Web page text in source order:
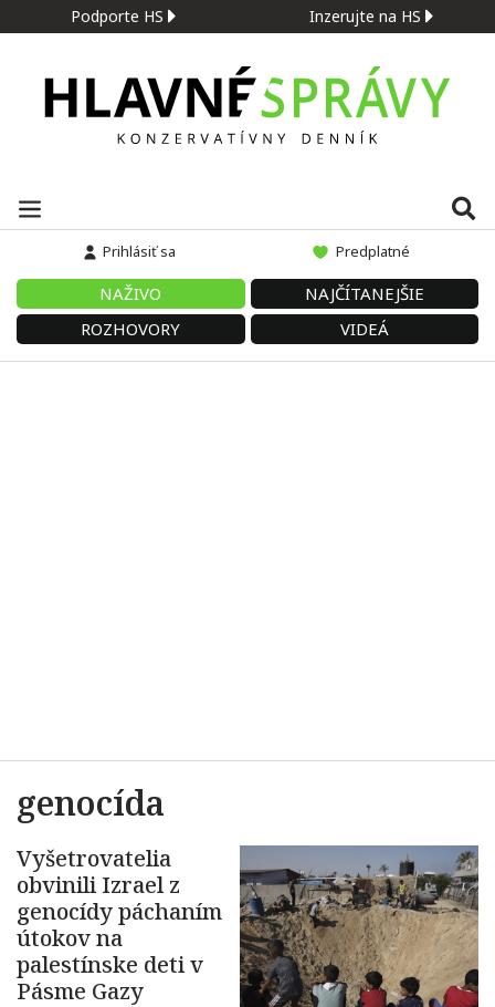
Podporte HS Inzerujte na HS
Prihlásiť sa Predplatné
NAŽIVO
NAJČÍTANEJŠIE
ROZHOVORY
VIDEÁ
genocída
Vyšetrovatelia
obvinili Izrael z
genocídy páchaním
útokov na
palestínske deti v
Pásme Gazy